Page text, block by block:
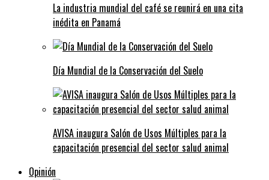
La industria mundial del café se reunirá en una cita
inédita en Panamá
Día Mundial de la Conservación del Suelo
AVISA inaugura Salón de Usos Múltiples para la
capacitación presencial del sector salud animal
Opinión